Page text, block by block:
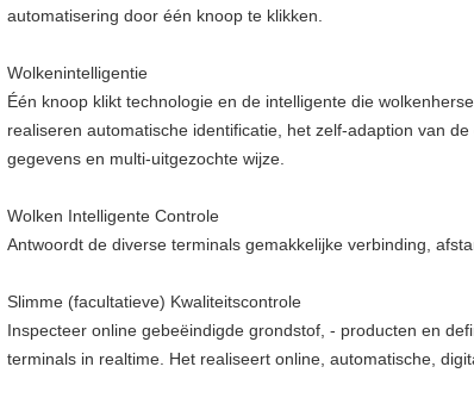
automatisering door één knoop te klikken.
Wolkenintelligentie
Één knoop klikt technologie en de intelligente die
realiseren automatische identificatie, het zelf-adaption van
gegevens en multi-uitgezochte wijze.
Wolken Intelligente Controle
Antwoordt de diverse terminals gemakkelijke verbinding,
Slimme (facultatieve) Kwaliteitscontrole
Inspecteer online gebeëindigde grondstof, - producten en
terminals in realtime. Het realiseert online, automatische,